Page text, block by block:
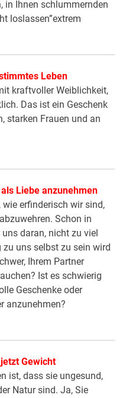
in Ihnen schlummernden
loslassen”extrem
Leben
kraftvoller Weiblichkeit,
Das ist ein Geschenk
starken Frauen und an
Liebe anzunehmen
erfinderisch wir sind,
Schon in
daran, nicht zu viel
zu uns selbst zu sein wird
Ihrem Partner
Ist es schwierig
Geschenke oder
anzunehmen?
Gewicht
ist, dass sie ungesund,
Natur sind. Ja, Sie